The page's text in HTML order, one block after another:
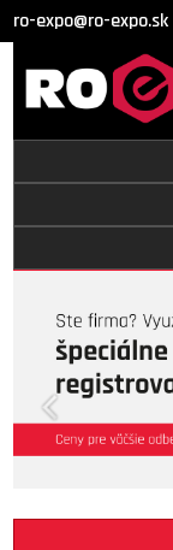
ro-expo@ro-expo.sk